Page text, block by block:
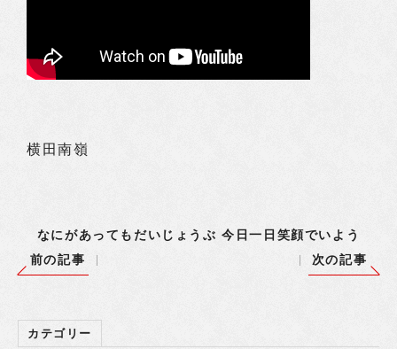
横田南嶺
なにがあってもだいじょうぶ 今日一日笑顔でいよう
前の記事
次の記事
カテゴリー